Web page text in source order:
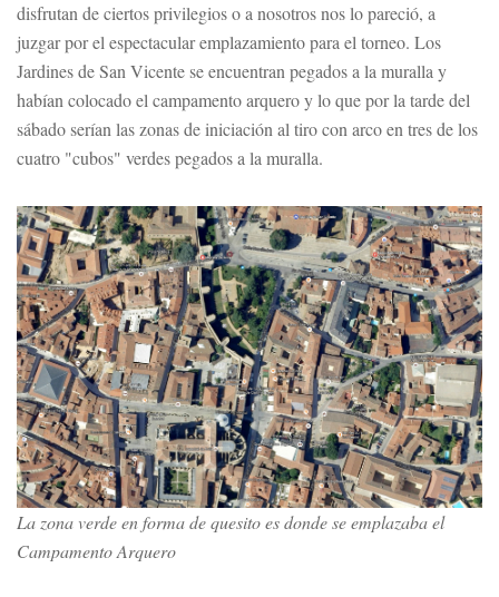
disfrutan de ciertos privilegios o a nosotros nos lo pareció, a
juzgar por el espectacular emplazamiento para el torneo. Los
Jardines de San Vicente se encuentran pegados a la muralla y
habían colocado el campamento arquero y lo que por la tarde del
sábado serían las zonas de iniciación al tiro con arco en tres de los
cuatro "cubos" verdes pegados a la muralla.
La zona verde en forma de quesito es donde se emplazaba el
Campamento Arquero